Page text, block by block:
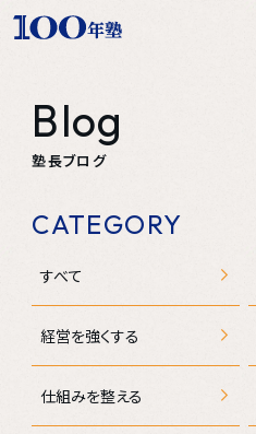
100年塾とは
お客様の声
書籍紹介
セミナー・イベント情報
塾長Q&A
Blog
塾長ブログ
CATEGORY
すべて
経営を強くする
仕組みを整える